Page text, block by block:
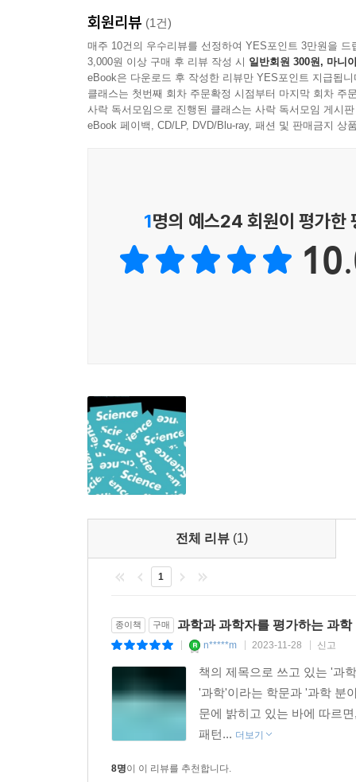
기술이 지난 20여 년 동안 인간 사회의 상당 부분
하겠다면, 미국국립과학재단의 연구 과제 제출용
을 살펴보길 바란다. 닷컴 붐 이후로 사라져 화석
--- p.361쪽
하지만 이 최신의 도구는 현미경이나 망원경과
제안서, 특허 등을 만들어 내며 상세한 자취를
과학의 발전을 정량적으로 이해함으로써 과학적,
『과학의 과학』은 총 4부로 이루어져 있다. 1부
과학자들을 조사하다 보면 자연스레 이런 궁금증
생산성과 영향력에는 어떤 원리가 작동할까? 1
11월 상대성이론 논문의 저자는 아인슈타인 혼자
100년 동안 과학이 어떻게 변해왔는지 보여준다
맞이하는 혼자만의 여정처럼 생각되지만 오늘
썼다. “내가 멀리 본 것은 거인의 어깨에 올라섰기
때문이다.” 이 글귀는 지식의 누적이라는 과학의
위에 쌓아 올려진다. 과학자들이 기반으로 삼은
특정 논문이나 연구가 가진 과학적 영향력을 측정
피인용 수가 얼마나 많아야 ‘많은’ 것일까? 피
미래에 얼마나 인용될지 알 수 있을까? 3부에서는
4부 ‘전망’에서는 과학계에서 주목을 받기 시작
주제들을 살펴본다. 과학을 하는 방식에 대한 이
매겨지는지)을 어떻게 변화시키는지, 그리고 이
고민한다. 또한, 과학의 과학이 잠재적인 편견
어떻게 인과적인 통찰을 얻어 낼 수 있을지 등을 살
회원리뷰 (1건)
매주 10건의 우수리뷰를 선정하여 YES포인트 3만원을 드
3,000원 이상 구매 후 리뷰 작성 시 일반회원 300원, 마니
eBook은 다운로드 후 작성한 리뷰만 YES포인트 지급됩니
클래스는 첫번째 회차 주문확정 시점부터 마지막 회차 주
사락 독서모임으로 진행된 클래스는 사락 독서모임 게시
eBook 페이백, CD/LP, DVD/Blu-ray, 패션 및 판매금지 상
1명의 예스24 회원이 평가한
전체 리뷰 (1)
1
종이책 구매 과학과 과학자를 평가하는 과학
n*****m 2023-11-28 신고
책의 제목으로 쓰고 있는 '과
'과학'이라는 학문과 '과학 분
문에 밝히고 있는 바에 따르
패턴... 더보기
8명이 이 리뷰를 추천합니다.